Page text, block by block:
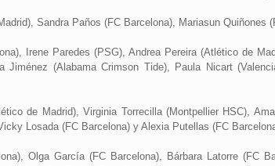
Sandra Paños (FC Barcelona), Mariasun Quiñones
Irene Paredes (PSG), Andrea Pereira (Atlético de
Jiménez (Alabama Crimson Tide), Paula Nicart
de Madrid), Virginia Torrecilla (Montpellier HSC),
Losada (FC Barcelona) y Alexia Putellas (FC
Olga García (FC Barcelona), Bárbara Latorre (FC